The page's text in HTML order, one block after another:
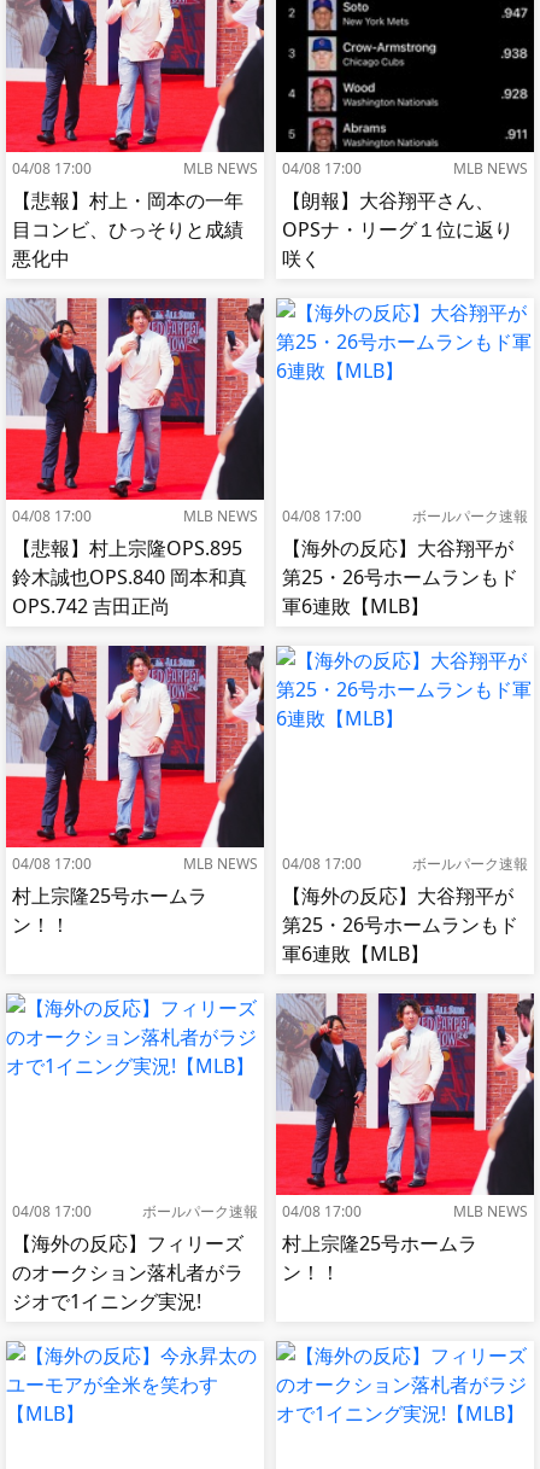
04/08 17:00 MLB NEWS
【悲報】村上・岡本の一年
目コンビ、ひっそりと成績
悪化中
04/08 17:00 MLB NEWS
【朗報】大谷翔平さん、
OPSナ・リーグ１位に返り
咲く
04/08 17:00 MLB NEWS
【悲報】村上宗隆OPS.895
鈴木誠也OPS.840 岡本和真
OPS.742 吉田正尚
04/08 17:00 ボールパーク速報
【海外の反応】大谷翔平が
第25・26号ホームランもド
軍6連敗【MLB】
04/08 17:00 MLB NEWS
村上宗隆25号ホームラ
ン！！
04/08 17:00 ボールパーク速報
【海外の反応】大谷翔平が
第25・26号ホームランもド
軍6連敗【MLB】
04/08 17:00 ボールパーク速報
【海外の反応】フィリーズ
のオークション落札者がラ
ジオで1イニング実況!
04/08 17:00 MLB NEWS
村上宗隆25号ホームラ
ン！！